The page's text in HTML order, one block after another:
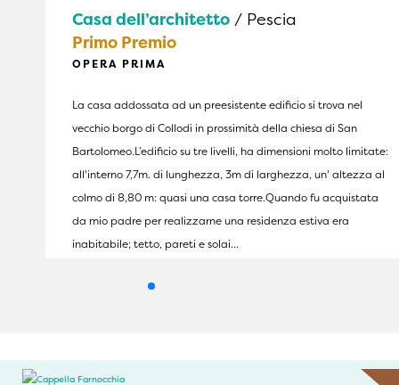
Casa dell’architetto / Pescia
Primo Premio
OPERA PRIMA
La casa addossata ad un preesistente edificio si trova nel
vecchio borgo di Collodi in prossimità della chiesa di San
Bartolomeo.L’edificio su tre livelli, ha dimensioni molto limitate:
all'interno 7,7m. di lunghezza, 3m di larghezza, un' altezza al
colmo di 8,80 m: quasi una casa torre.Quando fu acquistata
da mio padre per realizzarne una residenza estiva era
inabitabile; tetto, pareti e solai…